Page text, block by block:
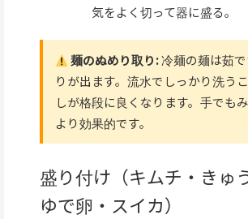
気をよく切って器に盛る。
麺のぬめり取り:冷麺の麺は茹
りが出ます。流水でしっかり洗う
しが格段に良くなります。手でも
より効果的です。
盛り付け（キムチ・きゅ
ゆで卵・スイカ）